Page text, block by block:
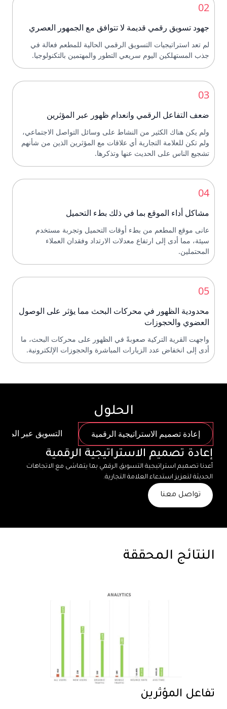
02
جهود تسويق رقمي قديمة لا تتوافق مع الجمهور العصري
لم تعد استراتيجيات التسويق الرقمي الحالية للمطعم فعالة في
جذب المستهلكين اليوم سريعي التطور والمهتمين بالتكنولوجيا.
03
ضعف التفاعل الرقمي وانعدام ظهور عبر المؤثرين
ولم يكن هناك الكثير من النشاط على وسائل التواصل الاجتماعي،
ولم تكن للعلامة التجارية أي علاقات مع المؤثرين الذين من شأنهم
تشجيع الناس على الحديث عنها وتذكرها.
04
مشاكل أداء الموقع بما في ذلك بطء التحميل
عانى موقع المطعم من بطء أوقات التحميل وتجربة مستخدم
سيئة، مما أدى إلى ارتفاع معدلات الارتداد وفقدان العملاء
المحتملين.
05
محدودية الظهور في محركات البحث مما يؤثر على الوصول
العضوي والحجوزات
واجهت القرية التركية صعوبةً في الظهور على محركات البحث، ما
أدى إلى انخفاض عدد الزيارات المباشرة والحجوزات الإلكترونية.
الحلول
إعادة تصميم الاستراتيجية الرقمية التسويق عبر
إعادة تصميم الاستراتيجية الرقمية
الحديثة لتعزيز استدعاء العلامة التجارية.
تواصل معنا
النتائج المحققة
تفاعل المؤثرين